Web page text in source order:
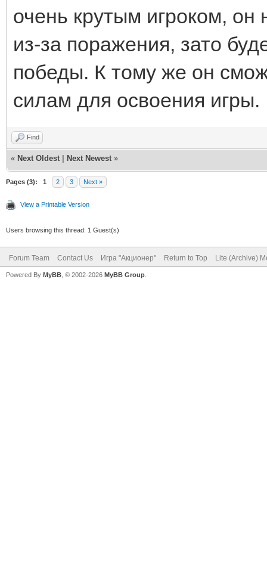
очень крутым игроком, он
из-за поражения, зато
победы. К тому же он
силам для освоения игры.
Find
« Next Oldest Next Newest »
Pages (3): 1 2 3 Next »
View a Printable Version
Users browsing this thread: 1 Guest(s)
Forum Team Contact Us Игра "Акционер" Return to Top Lite (Archive)
Powered By MyBB , © 2002-2026 MyBB Group